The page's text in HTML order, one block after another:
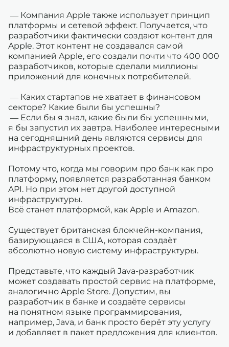
— Компания Apple также использует принцип
платформы и сетевой эффект. Получается, что
разработчики фактически создают контент для
Apple. Этот контент не создавался самой
компанией Apple, его создали почти что 400 000
разработчиков, которые сделали миллионы
приложений для конечных потребителей.
— Каких стартапов не хватает в финансовом
секторе? Какие были бы успешны?
— Если бы я знал, какие были бы успешными,
я бы запустил их завтра. Наиболее интересными
на сегодняшний день являются сервисы для
инфраструктурных проектов.
Потому что, когда мы говорим про банк как про
платформу, появляется разработанная банком
API. Но при этом нет другой доступной
инфраструктуры.
Всё станет платформой, как Apple и Amazon.
Существует британская блокчейн-компания,
базирующаяся в США, которая создаёт
абсолютно новую систему инфраструктуры.
Представьте, что каждый Java-разработчик
может создавать простой сервис на платформе,
аналогично Apple Store. Допустим, вы
разработчик в банке и создаёте сервисы
на понятном языке программирования,
например, Java, и банк просто берёт эту услугу
и добавляет в пакет предложения для клиентов.